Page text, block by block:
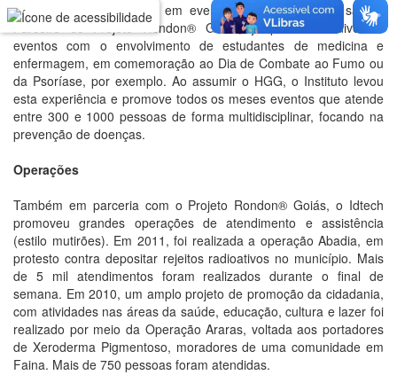
O Idtech tem know how em eventos de promoção da saúde.
Parceiro do Projeto Rondon® Goiás, já promoveu diversos
eventos com o envolvimento de estudantes de medicina e
enfermagem, em comemoração ao Dia de Combate ao Fumo ou
da Psoríase, por exemplo. Ao assumir o HGG, o Instituto levou
esta experiência e promove todos os meses eventos que atende
entre 300 e 1000 pessoas de forma multidisciplinar, focando na
prevenção de doenças.
Operações
Também em parceria com o Projeto Rondon® Goiás, o Idtech
promoveu grandes operações de atendimento e assistência
(estilo mutirões). Em 2011, foi realizada a operação Abadia, em
protesto contra depositar rejeitos radioativos no município. Mais
de 5 mil atendimentos foram realizados durante o final de
semana. Em 2010, um amplo projeto de promoção da cidadania,
com atividades nas áreas da saúde, educação, cultura e lazer foi
realizado por meio da Operação Araras, voltada aos portadores
de Xeroderma Pigmentoso, moradores de uma comunidade em
Faina. Mais de 750 pessoas foram atendidas.